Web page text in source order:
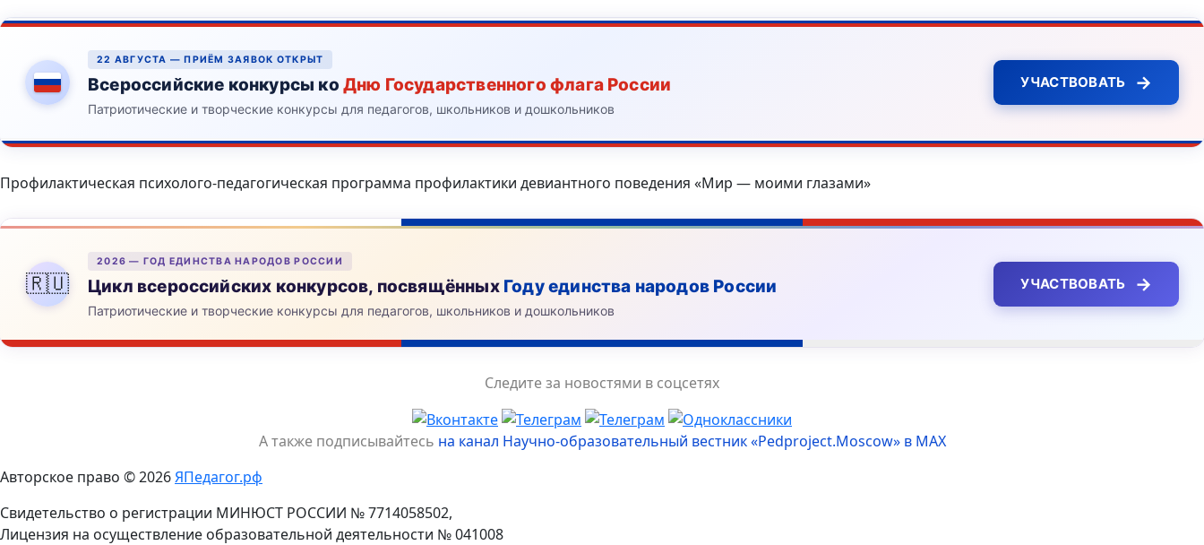
22 АВГУСТА — ПРИЁМ ЗАЯВОК ОТКРЫТ
Всероссийские конкурсы ко Дню Государственного флага России
Патриотические и творческие конкурсы для педагогов, школьников и дошкольников
УЧАСТВОВАТЬ →
Профилактическая психолого-педагогическая программа профилактики девиантного поведения «Мир — моими глазами»
🇷🇺
2026 — ГОД ЕДИНСТВА НАРОДОВ РОССИИ
Цикл всероссийских конкурсов, посвящённых Году единства народов России
Патриотические и творческие конкурсы для педагогов, школьников и дошкольников
УЧАСТВОВАТЬ →
Следите за новостями в соцсетях
А также подписывайтесь на канал Научно-образовательный вестник «Pedproject.Moscow» в MAX
Авторское право © 2026ЯПедагог.рф
Свидетельство о регистрации МИНЮСТ РОССИИ № 7714058502,
Лицензия на осуществление образовательной деятельности № 041008